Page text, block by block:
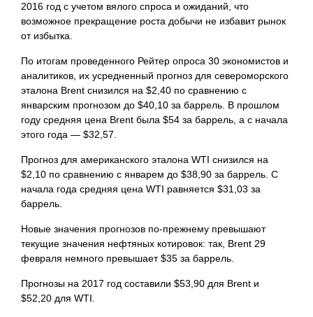
2016 год с учетом вялого спроса и ожиданий, что
возможное прекращение роста добычи не избавит рынок
от избытка.
По итогам проведенного Рейтер опроса 30 экономистов и
аналитиков, их усредненный прогноз для североморского
эталона Brent снизился на $2,40 по сравнению с
январским прогнозом до $40,10 за баррель. В прошлом
году средняя цена Brent была $54 за баррель, а с начала
этого года — $32,57.
Прогноз для американского эталона WTI снизился на
$2,10 по сравнению с январем до $38,90 за баррель. С
начала года средняя цена WTI равняется $31,03 за
баррель.
Новые значения прогнозов по-прежнему превышают
текущие значения нефтяных котировок: так, Brent 29
февраля немного превышает $35 за баррель.
Прогнозы на 2017 год составили $53,90 для Brent и
$52,20 для WTI.